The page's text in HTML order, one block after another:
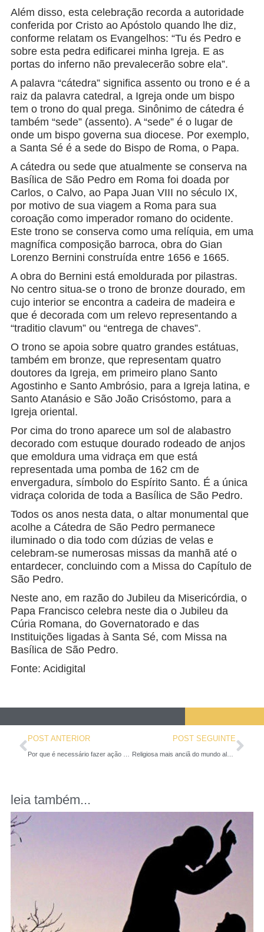
Além disso, esta celebração recorda a autoridade
conferida por Cristo ao Apóstolo quando lhe diz,
conforme relatam os Evangelhos: “Tu és Pedro e
sobre esta pedra edificarei minha Igreja. E as
portas do inferno não prevalecerão sobre ela”.
A palavra “cátedra” significa assento ou trono e é a
raiz da palavra catedral, a Igreja onde um bispo
tem o trono do qual prega. Sinônimo de cátedra é
também “sede” (assento). A “sede” é o lugar de
onde um bispo governa sua diocese. Por exemplo,
a Santa Sé é a sede do Bispo de Roma, o Papa.
A cátedra ou sede que atualmente se conserva na
Basílica de São Pedro em Roma foi doada por
Carlos, o Calvo, ao Papa Juan VIII no século IX,
por motivo de sua viagem a Roma para sua
coroação como imperador romano do ocidente.
Este trono se conserva como uma relíquia, em uma
magnífica composição barroca, obra do Gian
Lorenzo Bernini construída entre 1656 e 1665.
A obra do Bernini está emoldurada por pilastras.
No centro situa-se o trono de bronze dourado, em
cujo interior se encontra a cadeira de madeira e
que é decorada com um relevo representando a
“traditio clavum” ou “entrega de chaves”.
O trono se apoia sobre quatro grandes estátuas,
também em bronze, que representam quatro
doutores da Igreja, em primeiro plano Santo
Agostinho e Santo Ambrósio, para a Igreja latina, e
Santo Atanásio e São João Crisóstomo, para a
Igreja oriental.
Por cima do trono aparece um sol de alabastro
decorado com estuque dourado rodeado de anjos
que emoldura uma vidraça em que está
representada uma pomba de 162 cm de
envergadura, símbolo do Espírito Santo. É a única
vidraça colorida de toda a Basílica de São Pedro.
Todos os anos nesta data, o altar monumental que
acolhe a Cátedra de São Pedro permanece
iluminado o dia todo com dúzias de velas e
celebram-se numerosas missas da manhã até o
entardecer, concluindo com a Missa do Capítulo de
São Pedro.
Neste ano, em razão do Jubileu da Misericórdia, o
Papa Francisco celebra neste dia o Jubileu da
Cúria Romana, do Governatorado e das
Instituições ligadas à Santa Sé, com Missa na
Basílica de São Pedro.
Fonte: Acidigital
POST ANTERIOR POST SEGUINTE
Religiosa mais anciã do mundo alcança 109 anos de idade
leia também...